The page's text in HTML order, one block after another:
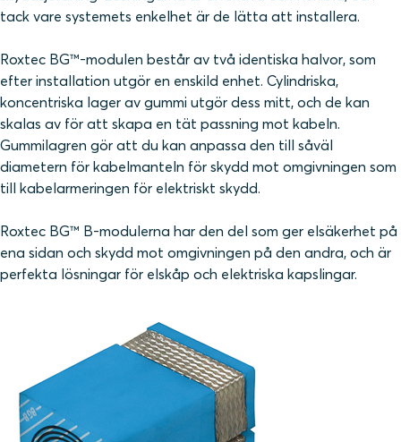
tack vare systemets enkelhet är de lätta att installera.
Roxtec BG™-modulen består av två identiska halvor, som
efter installation utgör en enskild enhet. Cylindriska,
koncentriska lager av gummi utgör dess mitt, och de kan
skalas av för att skapa en tät passning mot kabeln.
Gummilagren gör att du kan anpassa den till såväl
diametern för kabelmanteln för skydd mot omgivningen som
till kabelarmeringen för elektriskt skydd.
Roxtec BG™ B-modulerna har den del som ger elsäkerhet på
ena sidan och skydd mot omgivningen på den andra, och är
perfekta lösningar för elskåp och elektriska kapslingar.